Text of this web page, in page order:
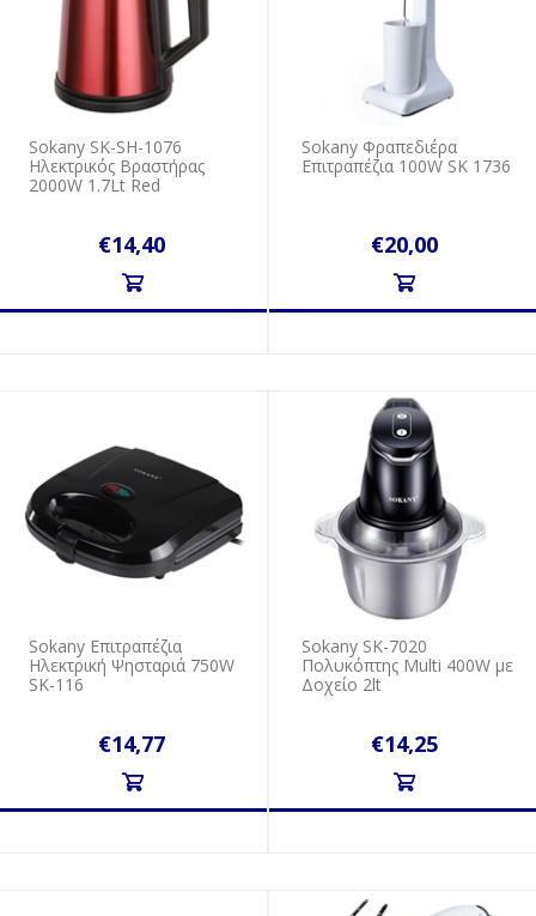
Sokany SK-SH-1076
Ηλεκτρικός Βραστήρας
2000W 1.7Lt Red
€14,40
Sokany Φραπεδιέρα
Επιτραπέζια 100W SK 1736
€20,00
Sokany Επιτραπέζια
Ηλεκτρική Ψησταριά 750W
SK-116
€14,77
Sokany SK-7020
Πολυκόπτης Multi 400W με
Δοχείο 2lt
€14,25